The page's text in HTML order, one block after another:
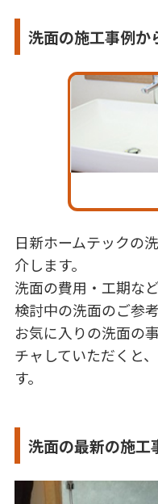
洗面の施工事例か
日新ホームテックの
介します。
洗面の費用・工期な
検討中の洗面のご参
お気に入りの洗面の
チャしていただくと
す。
洗面の最新の施工